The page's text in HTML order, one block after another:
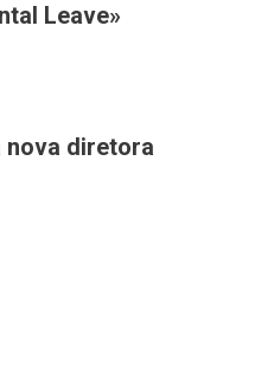
Leave»
diretora